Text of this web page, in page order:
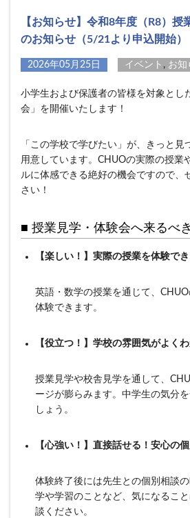
【お知らせ】令和8年度（R8）授
のお知らせ（5/21より申込開始）
2026年05月25日 イベント , お知
小学生および保護者の皆様を対象とし
会」を開催いたします！
「この学校で学びたい」が、きっと見
用意しています。CHUOの実際の授業
ルに体感できる絶好の機会ですので、
さい！
■ 授業見学・体験会へ来るべ
【楽しい！】実際の授業を体験でき
英語・数学の授業を通じて、
体験できます。
【役立つ！】学校の雰囲気がよくわ
授業見学や校舎見学を通して、
ージが膨らみます。中学生の気分
しょう。
【心強い！】直接話せる！安心の
体験終了後には先生との個別相談
学や学習のことなど、気になるこ
談ください。